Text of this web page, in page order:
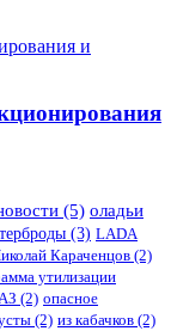
(5) оладьи
(3) LADA
Караченцов (2)
утилизации
(2) опасное
(2) из кабачков (2)